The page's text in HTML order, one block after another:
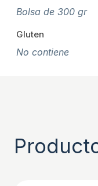
Bolsa de 300 gr
Gluten
No contiene